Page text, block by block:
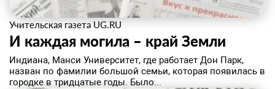
Учительская газета UG.RU
И каждая могила – край Земли
Индиана, Манси Университет, где работает Дон Парк,
назван по фамилии большой семьи, которая появилась в
городке в тридцатые годы. Было...